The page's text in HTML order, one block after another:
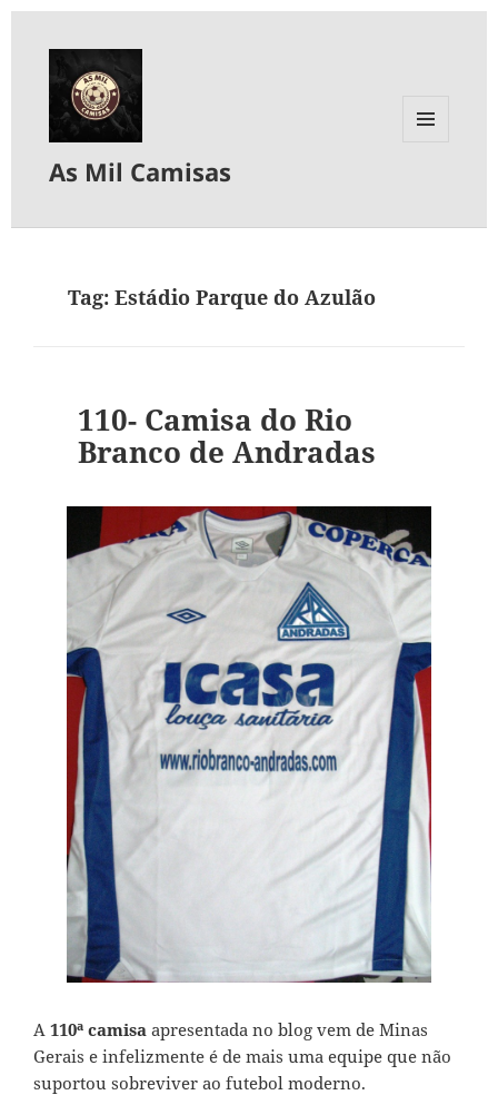
As Mil Camisas
Tag:Estádio Parque do Azulão
110- Camisa do Rio
Branco de Andradas
A 110ª camisa apresentada no blog vem de Minas
Gerais e infelizmente é de mais uma equipe que não
suportou sobreviver ao futebol moderno.